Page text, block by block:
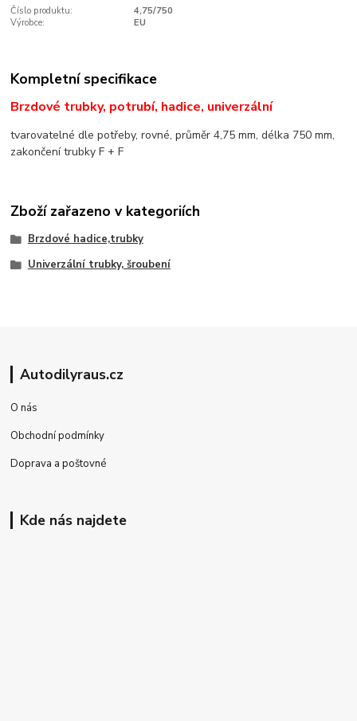
Číslo produktu:
4,75/750
Výrobce:
EU
Kompletní specifikace
Brzdové trubky, potrubí, hadice, univerzální
tvarovatelné dle potřeby, rovné, průměr 4,75 mm, délka 750 mm,
zakončení trubky F + F
Zboží zařazeno v kategoriích
Brzdové hadice,trubky
Univerzální trubky, šroubení
Autodilyraus.cz
O nás
Obchodní podmínky
Doprava a poštovné
Kde nás najdete